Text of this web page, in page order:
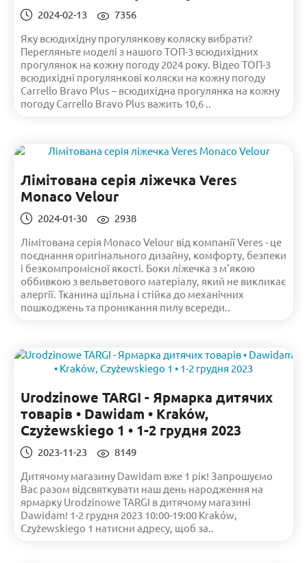
2024-02-13
7356
Яку всюдихідну прогулянкову коляску вибрати?
Перегляньте моделі з нашого ТОП-3 всюдихідних
прогулянок на кожну погоду 2024 року. Відео ТОП-3
всюдихідні прогулянкові коляски на кожну погоду
Carrello Bravo Plus – всюдихідна прогулянка на кожну
погоду Carrello Bravo Plus важить 10,6 ..
Лімітована серія ліжечка Veres
Monaco Velour
2024-01-30
2938
Лімітована серія Monaco Velour від компанії Veres - це
поєднання оригінального дизайну, комфорту, безпеки
і безкомпромісної якості. Боки ліжечка з м'якою
оббивкою з вельветового матеріалу, який не викликає
алергії. Тканина щільна і стійка до механічних
пошкоджень та проникання пилу всереди..
Urodzinowe TARGI - Ярмарка дитячих
товарів • Dawidam • Kraków,
Czyżewskiego 1 • 1-2 грудня 2023
2023-11-23
8149
Дитячому магазину Dawidam вже 1 рік! Запрошуємо
Вас разом відсвяткувати наш день народження на
ярмарку Urodzinowe TARGI в дитячому магазині
Dawidam! 1-2 грудня 2023 10:00-19:00 Kraków,
Czyżewskiego 1 натисни адресу, щоб за..